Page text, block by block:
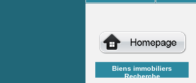
Biens immobiliers
Recherche